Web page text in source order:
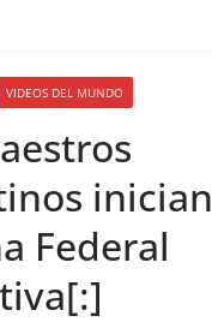
VIDEOS DEL MUNDO
inician
Federal